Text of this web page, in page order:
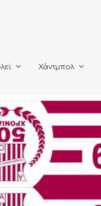
Χάντμπολ